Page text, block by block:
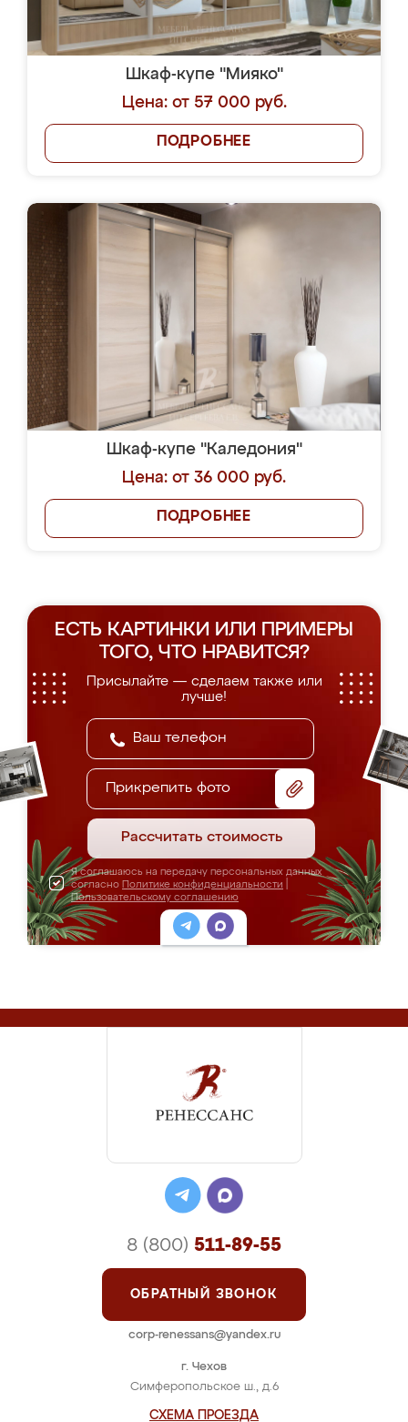
Шкаф-купе "Мияко"
Цена: от 57 000 руб.
ПОДРОБНЕЕ
Шкаф-купе "Каледония"
Цена: от 36 000 руб.
ПОДРОБНЕЕ
ЕСТЬ КАРТИНКИ ИЛИ ПРИМЕРЫ
ТОГО, ЧТО НРАВИТСЯ?
Присылайте — сделаем также или
лучше!
Прикрепить фото
Рассчитать стоимость
Я соглашаюсь на передачу персональных данных
согласно Политике конфиденциальности
Пользовательскому соглашению
г. Чехов
Симферопольское ш., д.6
СХЕМА ПРОЕЗДА
8 (800) 511-89-55
ОБРАТНЫЙ ЗВОНОК
corp-renessans@yandex.ru